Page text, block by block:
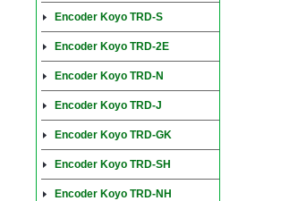
Encoder Koyo TRD-S
Encoder Koyo TRD-2E
Encoder Koyo TRD-N
Encoder Koyo TRD-J
Encoder Koyo TRD-GK
Encoder Koyo TRD-SH
Encoder Koyo TRD-NH